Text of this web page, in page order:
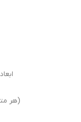
ابعاد هر
(هر متر مربع